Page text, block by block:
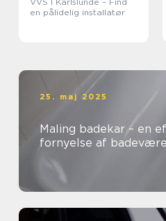
en pålidelig installatør
25. maj 2025
Maling badekar – en
fornyelse af